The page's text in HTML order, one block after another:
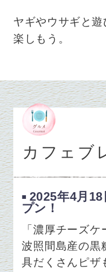
ヤギやウサギと
楽しもう。
カフェブ
2025年4月
プン！
「濃厚チーズ
波照間島産の黒
具だくさんピザ